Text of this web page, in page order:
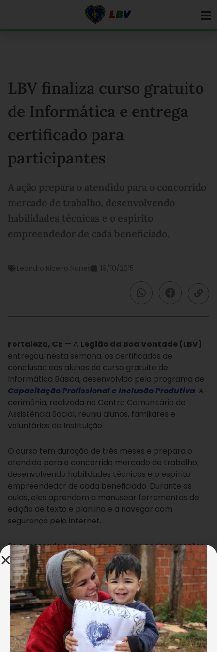
LBV finaliza curso gratuito
de Informática e entrega
certificado para
participantes
A ação prepara o atendido para o concorrido
mercado de trabalho, desenvolvendo
habilidades técnicas e o espírito
empreendedor de cada beneficiado.
Leandro Ribeiro Nunes 19/10/2015
Fortaleza, CE — A Legião da Boa Vontade (LBV)
entregou, nesta semana, os certificados de
conclusão aos alunos do curso gratuito de
Informática Básica, desenvolvido pelo programa de
Capacitação Profissional e Inclusão Produtiva. A
cerimônia, realizada no Centro Comunitário de
Assistência Social, reuniu alunos, familiares e
voluntários da Instituição.
O curso tem duração de três meses e prepara o
atendido para o concorrido mercado de trabalho,
desenvolvendo habilidades técnicas e o espírito
empreendedor de cada beneficiado. Durante as
aulas, eles aprendem a manusear ferramentas de
edição de texto e planilha e a navegar com
segurança pela internet.
Se o mercado cobra cada vez mais conhecimentos
de seus candidatos, o certificado em mãos, para
muitos participantes, é a chave para o ingressou ou
a tão sonhada promoção no trabalho. “Aprendi
vários conteúdos aqui na LBV.Graças a Deus temos
uma Organização com essa em nosso bairro. A
LBV nos ajuda muito
”, afirmou Maria das Dores.
“Fico imaginando se tivesse mais algumas